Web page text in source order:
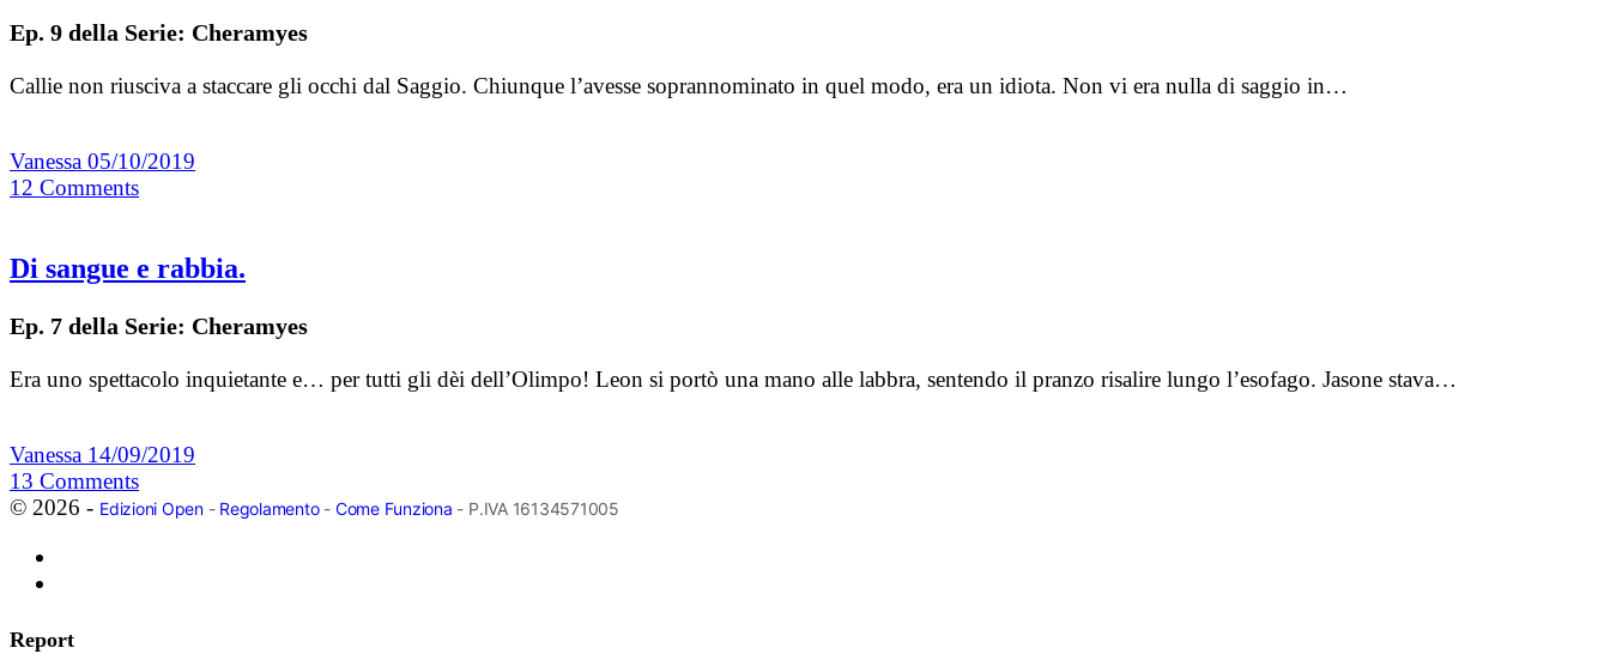
Ep. 9 della Serie: Cheramyes
Callie non riusciva a staccare gli occhi dal Saggio. Chiunque l’avesse soprannominato in quel modo, era un idiota. Non vi era nulla di saggio in…
Vanessa 05/10/2019
12 Comments
Di sangue e rabbia.
Ep. 7 della Serie: Cheramyes
Era uno spettacolo inquietante e… per tutti gli dèi dell’Olimpo! Leon si portò una mano alle labbra, sentendo il pranzo risalire lungo l’esofago. Jasone stava…
Vanessa 14/09/2019
13 Comments
© 2026 - Edizioni Open- Regolamento- Come Funziona - P.IVA 16134571005
Report